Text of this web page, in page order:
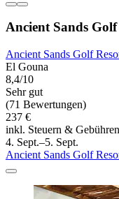
Ancient Sands Golf
Ancient Sands Golf
El Gouna
8,4/10
Sehr gut
(71 Bewertungen)
237 €
inkl. Steuern & Gebühren
4. Sept.–5. Sept.
Ancient Sands Golf